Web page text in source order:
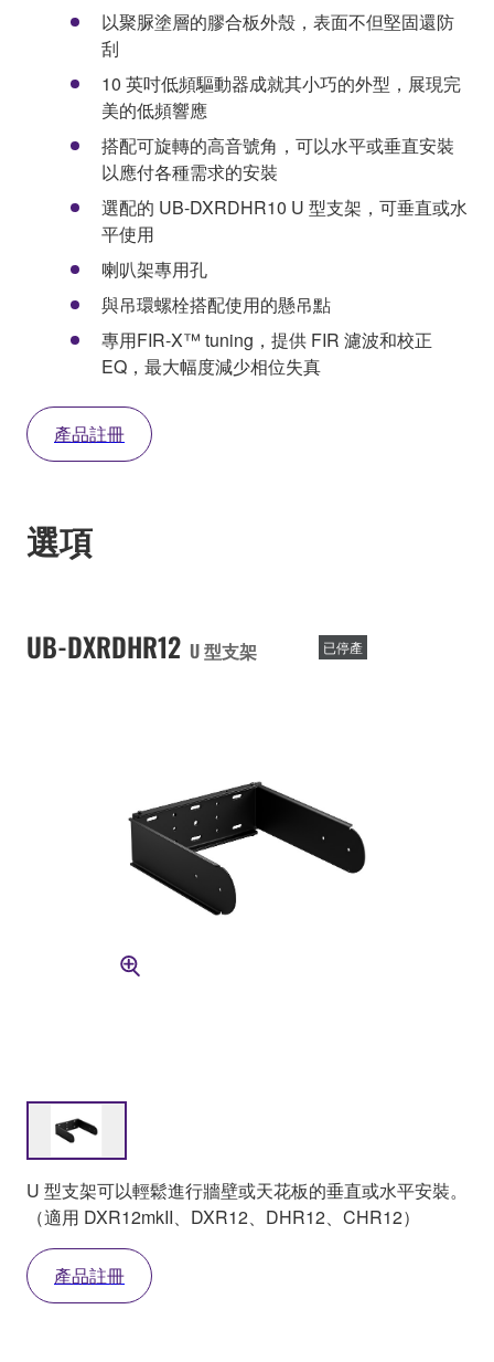
以聚脲塗層的膠合板外殼，表面不但堅固還防
刮
10 英吋低頻驅動器成就其小巧的外型，展現完
美的低頻響應
搭配可旋轉的高音號角，可以水平或垂直安裝
以應付各種需求的安裝
選配的 UB-DXRDHR10 U 型支架，可垂直或水
平使用
喇叭架專用孔
與吊環螺栓搭配使用的懸吊點
專用FIR-X™ tuning，提供 FIR 濾波和校正
EQ，最大幅度減少相位失真
產品註冊
選項
UB-DXRDHR12 U 型支架 已停產
U 型支架可以輕鬆進行牆壁或天花板的垂直或水平安裝。
（適用 DXR12mkII、DXR12、DHR12、CHR12）
產品註冊